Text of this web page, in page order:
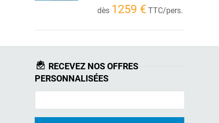
dès 1259 € TTC/pers.
RECEVEZ NOS OFFRES
PERSONNALISÉES